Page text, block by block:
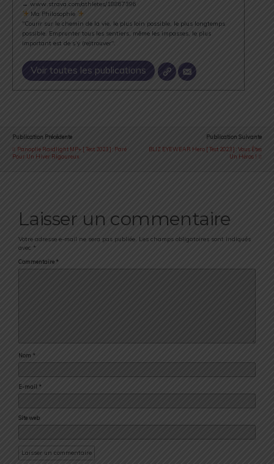
→ www.strava.com/athletes/18867396
Ma Philosophie
"Courir sur le chemin de la vie, le plus loin possible, le plus longtemps
possible. Emprunter tous les sentiers, même les impasses, le plus
important est de s’y (re)trouver".
Voir toutes les publications
Publication Précédente
Panoplie Raidlight MP+ [ Test 2023 ] : Paré
Pour Un Hiver Rigoureux
Publication Suivante
BLIZ EYEWEAR Hero [ Test 2023 ] : Vous Êtes
Un Héros !
Laisser un commentaire
Votre adresse e-mail ne sera pas publiée. Les champs obligatoires sont indiqués
avec *
Commentaire *
Nom *
E-mail *
Site web